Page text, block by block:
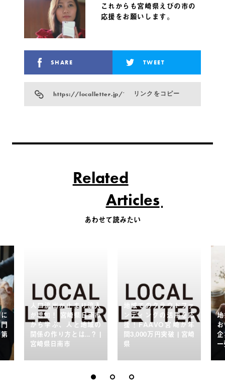
これからも宮崎県えびの市の
応援をお願いします。
SHARE TWEET
https://localletter.jp/?p=928リンクをコピー
Related
Articles
あわせて読みたい
人口流出が止まり流入
が増加！ 宮崎県日南市
から学ぶ、人と地域の
関係の作り方とは...？ |
宮崎県日南市
地域でのクラウドファ
ンディングの活用を応
援！FAAVO宮崎が年
間3,000万円突破 | 宮崎
県